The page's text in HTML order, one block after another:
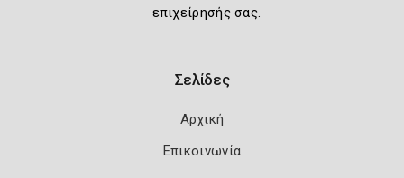
επιχείρησής σας.
Σελίδες
Αρχική
Επικοινωνία